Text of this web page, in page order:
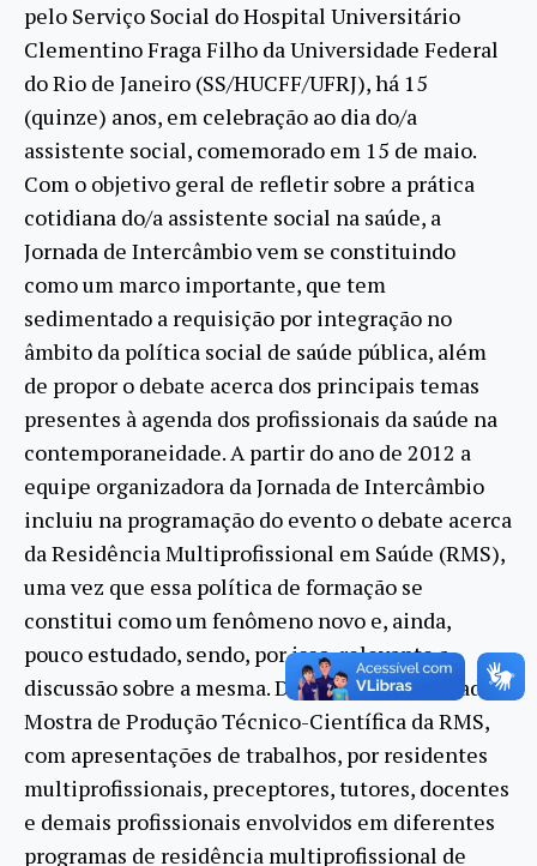
pelo Serviço Social do Hospital Universitário
Clementino Fraga Filho da Universidade Federal
do Rio de Janeiro (SS/HUCFF/UFRJ), há 15
(quinze) anos, em celebração ao dia do/a
assistente social, comemorado em 15 de maio.
Com o objetivo geral de refletir sobre a prática
cotidiana do/a assistente social na saúde, a
Jornada de Intercâmbio vem se constituindo
como um marco importante, que tem
sedimentado a requisição por integração no
âmbito da política social de saúde pública, além
de propor o debate acerca dos principais temas
presentes à agenda dos profissionais da saúde na
contemporaneidade. A partir do ano de 2012 a
equipe organizadora da Jornada de Intercâmbio
incluiu na programação do evento o debate acerca
da Residência Multiprofissional em Saúde (RMS),
uma vez que essa política de formação se
constitui como um fenômeno novo e, ainda,
pouco estudado, sendo, por isso, relevante a
discussão sobre a mesma. Deste modo, foi criada a
Mostra de Produção Técnico-Científica da RMS,
com apresentações de trabalhos, por residentes
multiprofissionais, preceptores, tutores, docentes
e demais profissionais envolvidos em diferentes
programas de residência multiprofissional de